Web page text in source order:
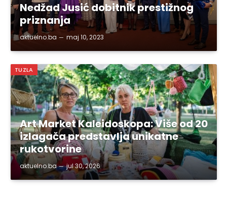
Nedžad Jusić dobitnik prestižnog
priznanja
aktuelno.ba maj 10, 2023
TUZLA
Art Market Kaleidoskopa: Više od 20
izlagača predstavlja unikatne
rukotvorine
aktuelno.ba jul 30, 2026